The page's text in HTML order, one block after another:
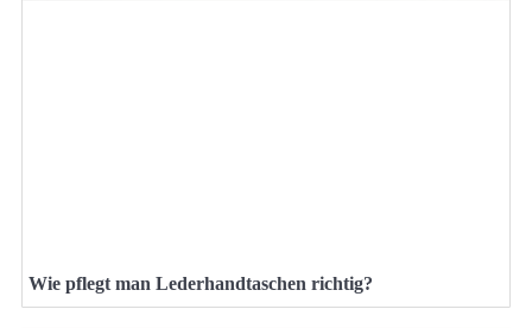
Wie pflegt man Lederhandtaschen richtig?